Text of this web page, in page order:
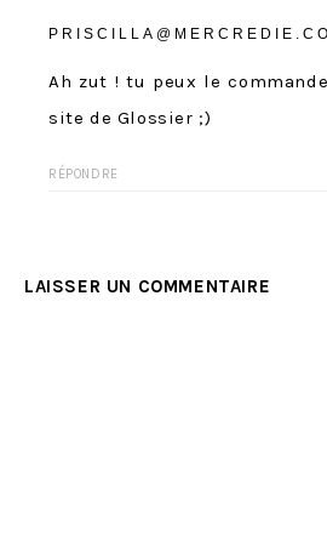
Ah zut ! tu peux le
site de Glossier ;)
RÉPONDRE
LAISSER UN COMMENTAIRE